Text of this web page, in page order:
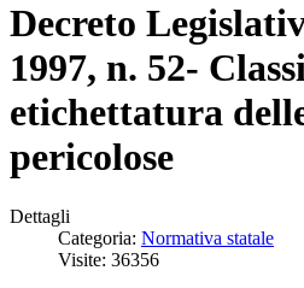
Decreto
1997, n. 52-
etichettatura
pericolose
Dettagli
Categoria: Normativa statale
Visite: 36356